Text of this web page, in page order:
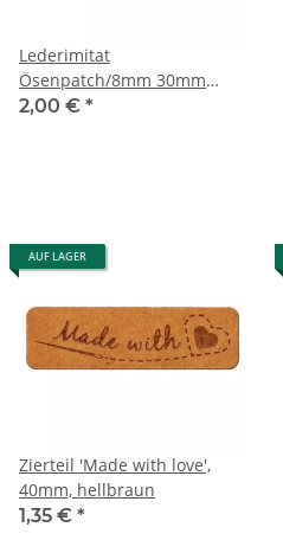
Lederimitat
Ösenpatch/8mm 30mm
schwarz
2,00 € *
AUF LAGER
Zierteil 'Made with love',
40mm, hellbraun
1,35 € *